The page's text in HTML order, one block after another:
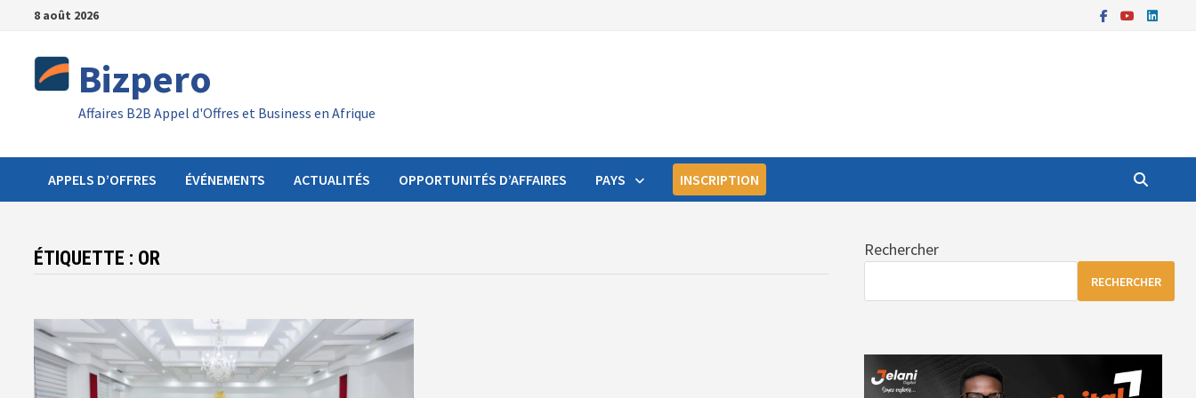
Passer
contenu
8 août 2026
Bizpero
Affaires B2B Appel d'Offres et Business en Afrique
APPELS D’OFFRES ÉVÉNEMENTS ACTUALITÉS OPPORTUNITÉS D’AFFAIRES PAYS INSCRIPTION
ÉTIQUETTE : OR Rechercher
RECHERCHER